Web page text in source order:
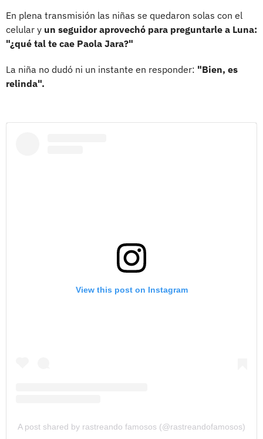
En plena transmisión las niñas se quedaron solas con el
celular y un seguidor aprovechó para preguntarle a Luna:
"¿qué tal te cae Paola Jara?"
La niña no dudó ni un instante en responder: "Bien, es
relinda".
View this post on Instagram
A post shared by rastreando famosos (@rastreandofamosos)